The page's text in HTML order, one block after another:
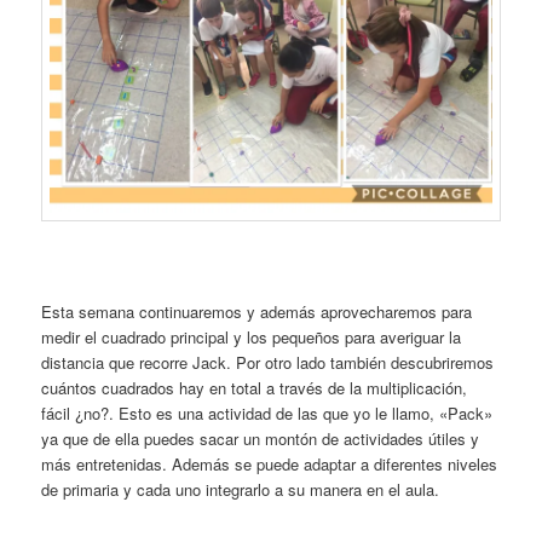
Esta semana continuaremos y además aprovecharemos para
medir el cuadrado principal y los pequeños para averiguar la
distancia que recorre Jack. Por otro lado también descubriremos
cuántos cuadrados hay en total a través de la multiplicación,
fácil ¿no?. Esto es una actividad de las que yo le llamo, «Pack»
ya que de ella puedes sacar un montón de actividades útiles y
más entretenidas. Además se puede adaptar a diferentes niveles
de primaria y cada uno integrarlo a su manera en el aula.